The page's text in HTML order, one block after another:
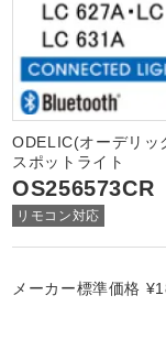
ODELIC(オーデリッ
スポットライト
OS256573CR
リモコン対応
メーカー標準価格